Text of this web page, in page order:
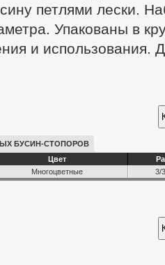
петлями лески.
Упакованы в
и использования.
БУСИН-СТОПОРОВ
Цвет
Многоцветные 3/